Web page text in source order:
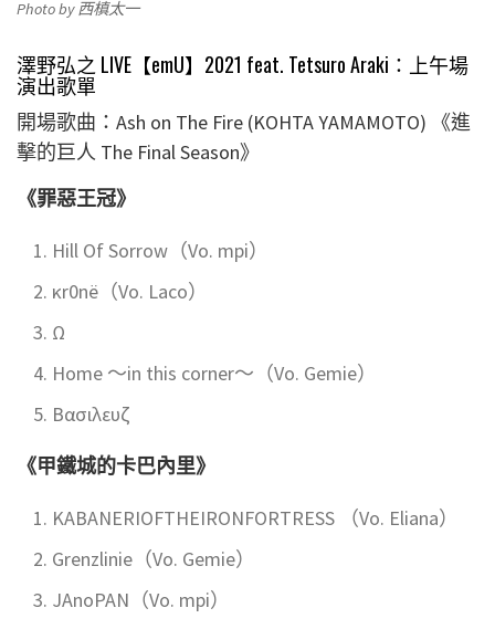
Photo by 西槙太一
澤野弘之 LIVE【emU】2021 feat. Tetsuro Araki： 上午場
演出歌單
開場歌曲：Ash on The Fire (KOHTA YAMAMOTO) 《進
擊的巨人 The Final Season》
《罪惡王冠》
Hill Of Sorrow（Vo. mpi）
κr0nё（Vo. Laco）
Ω
Home ～in this corner～（Vo. Gemie）
Βασιλευζ
《甲鐵城的卡巴內里》
KABANERIOFTHEIRONFORTRESS （Vo. Eliana）
Grenzlinie（Vo. Gemie）
JAnoPAN（Vo. mpi）